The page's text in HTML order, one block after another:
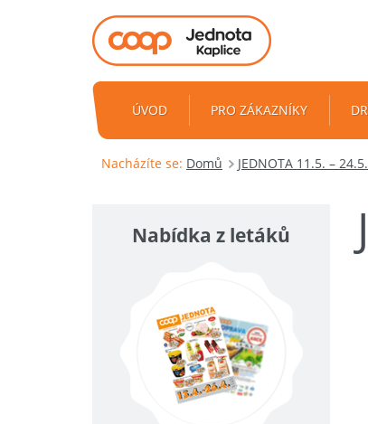
ÚVOD PRO ZÁKAZNÍKY
Nacházíte se: Domů JEDNOTA 11.5. –
Nabídka z letáků